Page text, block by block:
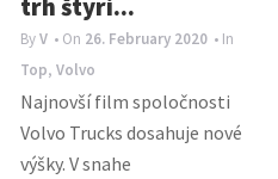
trh štyri...
ByV • On 26. February 2020 • In
Top,Volvo
Najnovší film spoločnosti
Volvo Trucks dosahuje nové
výšky. V snahe